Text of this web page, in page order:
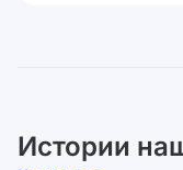
Истории